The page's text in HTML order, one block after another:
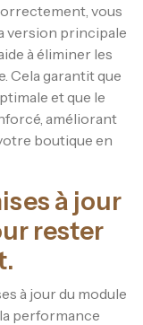
vous
version principale
à éliminer les
Cela garantit que
et que le
améliorant
boutique en
à jour
rester
à jour du module
performance